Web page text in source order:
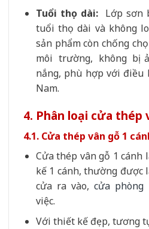
Tuổi thọ dài: Lớp sơn
tuổi thọ dài và không
sản phẩm còn chống
môi trường, không bị
nắng, phù hợp với điều
Nam.
4. Phân loại cửa thép
4.1. Cửa thép vân gỗ 1
Cửa thép vân gỗ 1
kế 1 cánh, thường được
cửa ra vào,cửa phòng
việc.
Với thiết kế đẹp, tương